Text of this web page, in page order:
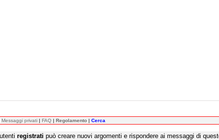
Messaggi privati | FAQ | Regolamento | Cerca
registrati può creare nuovi argomenti e rispondere ai messaggi di